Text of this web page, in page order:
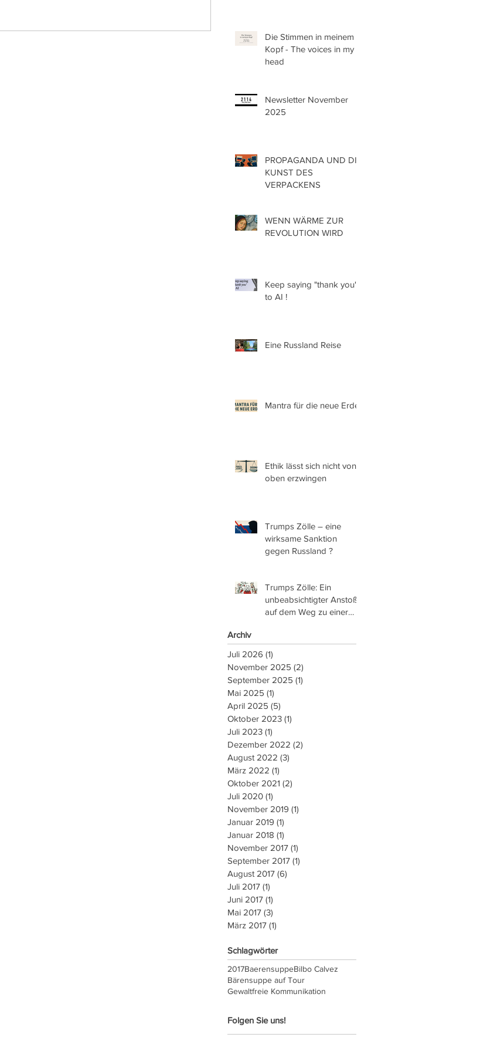
Die Stimmen in meinem
Kopf - The voices in my
head
Newsletter November
2025
PROPAGANDA UND DIE
KUNST DES
VERPACKENS
WENN WÄRME ZUR
REVOLUTION WIRD
Keep saying "thank you"
to AI !
Eine Russland Reise
Mantra für die neue Erde.
Ethik lässt sich nicht von
oben erzwingen
Trumps Zölle – eine
wirksame Sanktion
gegen Russland ?
Trumps Zölle: Ein
unbeabsichtigter Anstoß
auf dem Weg zu einer
Archiv
Juli 2026 (1)
November 2025 (2)
September 2025 (1)
Mai 2025 (1)
April 2025 (5)
Oktober 2023 (1)
Juli 2023 (1)
Dezember 2022 (2)
August 2022 (3)
März 2022 (1)
Oktober 2021 (2)
Juli 2020 (1)
November 2019 (1)
Januar 2019 (1)
Januar 2018 (1)
November 2017 (1)
September 2017 (1)
August 2017 (6)
Juli 2017 (1)
Juni 2017 (1)
Mai 2017 (3)
März 2017 (1)
Schlagwörter
2017BaerensuppeBilbo Calvez
Bärensuppe auf Tour
Gewaltfreie Kommunikation
Folgen Sie uns!